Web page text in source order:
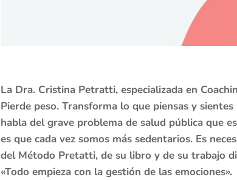
La Dra. Cristina Petratti, especializada en
Pierde peso. Transforma lo que piensas y
habla del grave problema de salud pública que
es que cada vez somos más sedentarios. Es
del Método Pretatti, de su libro y de su trabajo
«Todo empieza con la gestión de las emociones».